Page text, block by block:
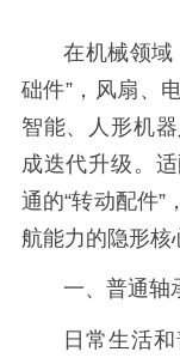
在机械领域
础件”，风扇、
智能、人形机
成迭代升级。
通的“转动配件”
航能力的隐形核
一、普通轴
日常生活